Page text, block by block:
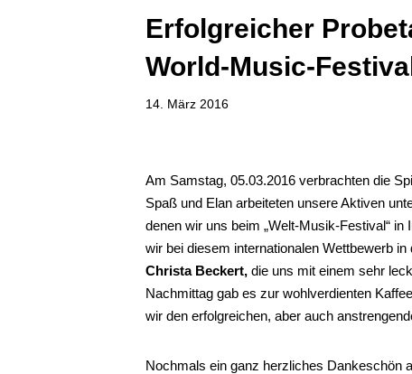
Erfolgreicher
World-Music-
14. März 2016
Am Samstag, 05.03.2016 verbrachten die
Spaß und Elan arbeiteten unsere Aktiven
denen wir uns beim „Welt-Musik-Festival“
wir bei diesem internationalen Wettbewerb
Christa Beckert,die uns mit einem sehr
Nachmittag gab es zur wohlverdienten
wir den erfolgreichen, aber auch
Nochmals ein ganz herzliches Dankeschön